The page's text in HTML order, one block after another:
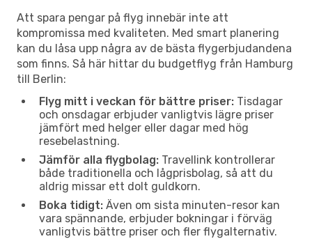
Att spara pengar på flyg innebär inte att
kompromissa med kvaliteten. Med smart planering
kan du låsa upp några av de bästa flygerbjudandena
som finns. Så här hittar du budgetflyg från Hamburg
till Berlin:
Flyg mitt i veckan för bättre priser: Tisdagar
och onsdagar erbjuder vanligtvis lägre priser
jämfört med helger eller dagar med hög
resebelastning.
Jämför alla flygbolag: Travellink kontrollerar
både traditionella och lågprisbolag, så att du
aldrig missar ett dolt guldkorn.
Boka tidigt: Även om sista minuten-resor kan
vara spännande, erbjuder bokningar i förväg
vanligtvis bättre priser och fler flygalternativ.